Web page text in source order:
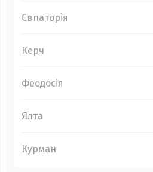
Євпаторія
Керч
Феодосія
Ялта
Курман